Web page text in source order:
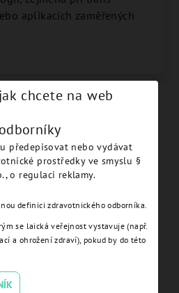
aplikacích zaměřených
produkty
chcete na web
předepisovat nebo vydávat
prostředky ve smyslu §
o regulaci reklamy.
definici zdravotnického odborníka.
se laická veřejnost vystavuje (např.
a ohrožení zdraví), pokud by do této